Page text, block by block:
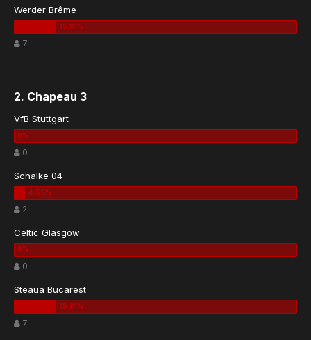
Werder Brême
7
2. Chapeau 3
VfB Stuttgart
0
Schalke 04
2
Celtic Glasgow
0
Steaua Bucarest
7